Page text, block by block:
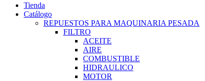
Tienda
Catálogo
REPUESTOS PARA MAQUINARIA PESADA
FILTRO
ACEITE
AIRE
COMBUSTIBLE
HIDRAULICO
MOTOR